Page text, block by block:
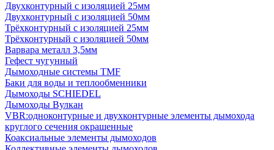
Двухконтурный с изоляцией 25мм
Двухконтурный с изоляцией 50мм
Трёхконтурный с изоляцией 25мм
Трёхконтурный с изоляцией 50мм
Варвара металл 3,5мм
Гефест чугунный
Дымоходные системы TMF
Баки для воды и теплообменники
Дымоходы SCHIEDEL
Дымоходы Вулкан
VBR:одноконтурные и двухконтурные элементы дымохода
круглого сечения окрашенные
Коаксиальные элементы дымоходов